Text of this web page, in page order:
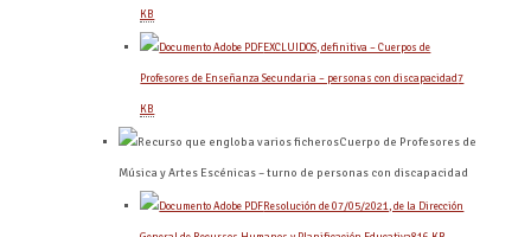
KB
EXCLUIDOS, definitiva – Cuerpos de
Profesores de Enseñanza Secundaria – personas con discapacidad7
KB
Cuerpo de Profesores de
Música y Artes Escénicas – turno de personas con discapacidad
Resolución de 07/05/2021, de la Dirección